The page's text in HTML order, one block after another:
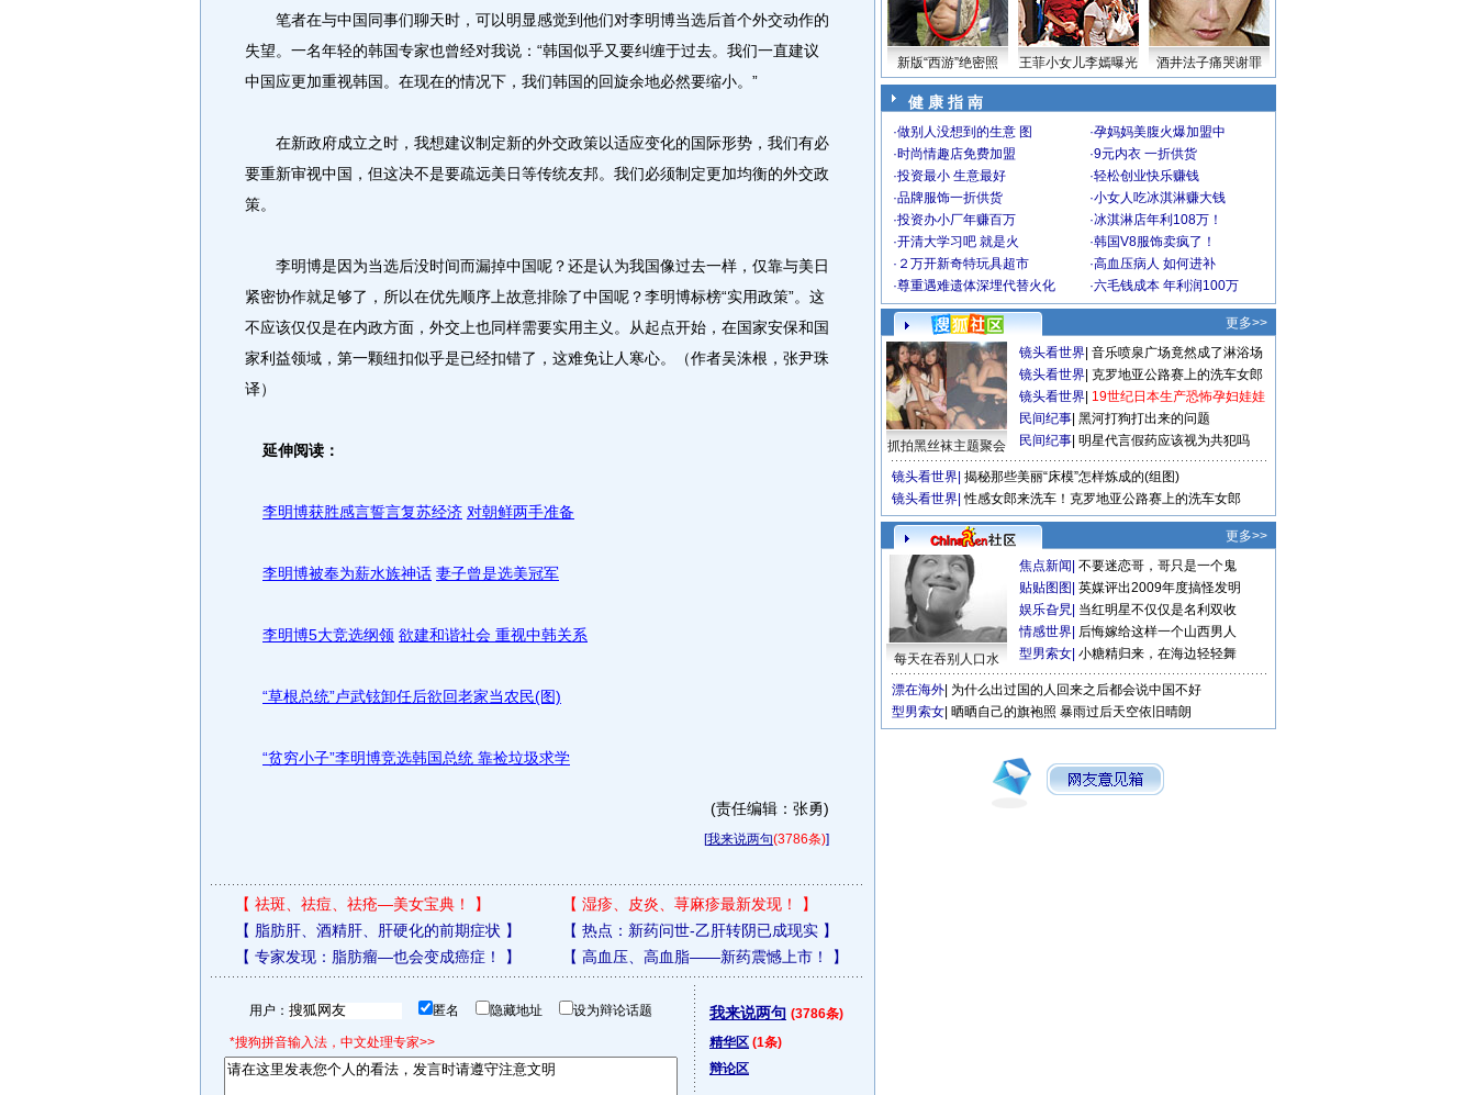
笔者在与中国同事们聊天时，可以明显感觉到他们对李明博当选后首个外交动作的
失望。一名年轻的韩国专家也曾经对我说：“韩国似乎又要纠缠于过去。我们一直建议
中国应更加重视韩国。在现在的情况下，我们韩国的回旋余地必然要缩小。”
在新政府成立之时，我想建议制定新的外交政策以适应变化的国际形势，我们有必
要重新审视中国，但这决不是要疏远美日等传统友邦。我们必须制定更加均衡的外交政
策。
李明博是因为当选后没时间而漏掉中国呢？还是认为我国像过去一样，仅靠与美日
紧密协作就足够了，所以在优先顺序上故意排除了中国呢？李明博标榜“实用政策”。这
不应该仅仅是在内政方面，外交上也同样需要实用主义。从起点开始，在国家安保和国
家利益领域，第一颗纽扣似乎是已经扣错了，这难免让人寒心。（作者吴洙根，张尹珠
译）
延伸阅读：
李明博获胜感言誓言复苏经济 对朝鲜两手准备
李明博被奉为薪水族神话 妻子曾是选美冠军
李明博5大竞选纲领 欲建和谐社会 重视中韩关系
“草根总统”卢武铉卸任后欲回老家当农民(图)
“贫穷小子”李明博竞选韩国总统 靠捡垃圾求学
(责任编辑：张勇)
[我来说两句(3786条)]
【 祛斑、祛痘、祛疮—美女宝典！ 】 【 湿疹、皮炎、荨麻疹最新发现！
】
【 脂肪肝、酒精肝、肝硬化的前期症状 】 【 热点：新药问世-乙肝转阴已成现实】
【 专家发现：脂肪瘤—也会变成癌症！ 】 【 高血压、高血脂——新药震憾上市！ 】
用户： 匿名 隐藏地址 设为辩论话题
*搜狗拼音输入法，中文处理专家>>
我来说两句 (3786条)
精华区 (1条)
辩论区
新版“西游”绝密照 王菲小女儿李嫣曝光 酒井法子痛哭谢罪
健 康 指 南
·做别人没想到的生意 图 ·孕妈妈美腹火爆加盟中
·时尚情趣店免费加盟 ·9元内衣 一折供货
·投资最小 生意最好 ·轻松创业快乐赚钱
·品牌服饰一折供货 ·小女人吃冰淇淋赚大钱
·投资办小厂年赚百万 ·冰淇淋店年利108万！
·开清大学习吧 就是火 ·韩国V8服饰卖疯了！
· ２万开新奇特玩具超市 ·高血压病人 如何进补
·尊重遇难遗体深埋代替火化 ·六毛钱成本 年利润100万
更多>>
抓拍黑丝袜主题聚会
镜头看世界 音乐喷泉广场竟然成了淋浴场
镜头看世界 克罗地亚公路赛上的洗车女郎
镜头看世界 19世纪日本生产恐怖孕妇娃娃
民间纪事 黑河打狗打出来的问题
民间纪事 明星代言假药应该视为共犯吗
镜头看世界 揭秘那些美丽“床模”怎样炼成的(组图)
镜头看世界 性感女郎来洗车！克罗地亚公路赛上的洗车女郎
更多>>
每天在吞别人口水
焦点新闻 不要迷恋哥，哥只是一个鬼
贴贴图图 英媒评出2009年度搞怪发明
娱乐旮旯 当红明星不仅仅是名利双收
情感世界 后悔嫁给这样一个山西男人
型男索女 小糖精归来，在海边轻轻舞
漂在海外 为什么出过国的人回来之后都会说中国不好
型男索女 晒晒自己的旗袍照 暴雨过后天空依旧晴朗